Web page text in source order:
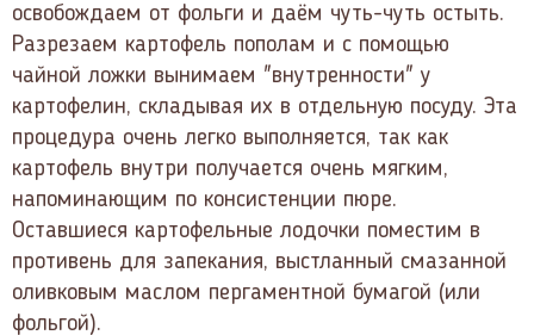
освобождаем от фольги и даём чуть-чуть остыть.
Разрезаем картофель пополам и с помощью
чайной ложки вынимаем "внутренности" у
картофелин, складывая их в отдельную посуду. Эта
процедура очень легко выполняется, так как
картофель внутри получается очень мягким,
напоминающим по консистенции пюре.
Оставшиеся картофельные лодочки поместим в
противень для запекания, выстланный смазанной
оливковым маслом пергаментной бумагой (или
фольгой).